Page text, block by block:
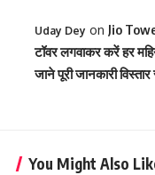
Uday Dey on Jio
टॉवर लगवाकर करें हर
जाने पूरी जानकारी
You Might Also